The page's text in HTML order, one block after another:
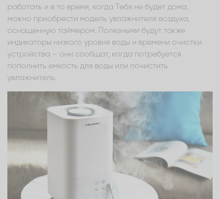
работать и в то время, когда Тебя не будет дома,
можно приобрести модель увлажнителя воздуха,
оснащенную таймером. Полезными будут также
индикаторы низкого уровня воды и времени очистки
устройства – они сообщат, когда потребуется
пополнить емкость для воды или почистить
увлажнитель.